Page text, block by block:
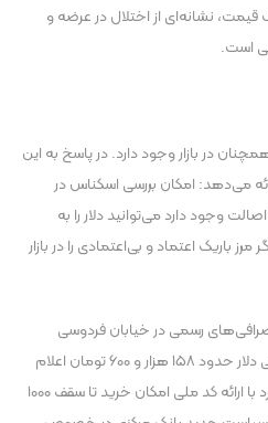
نشانه‌ای از اختلال در عرضه و
است.
در بازار وجود دارد. در پاسخ به این
می‌دهد: امکان بررسی اسکناس در
وجود دارد می‌توانید دلار را به
باریک اعتماد و بی‌اعتمادی را در بازار
رسمی در خیابان فردوسی
می‌زنم. در بستر رسمی، قیمت توافقی دلار حدود ۱۵۸ هزار و ۶۰۰ تومان اعلام
می‌شود. طبق ضوابط موجود، هر فرد با ارائه کد ملی امکان خرید تا سقف ۱۰۰۰